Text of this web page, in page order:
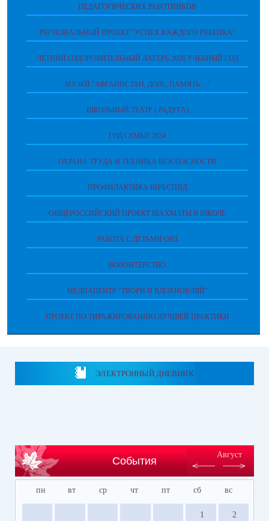
ПЕДАГОГИЧЕСКИХ РАБОТНИКОВ
РЕГИОНАЛЬНЫЙ ПРОЕКТ "УСПЕХ КАЖДОГО РЕБЕНКА"
ЛЕТНИЙ ОЗДОРОВИТЕЛЬНЫЙ ЛАГЕРЬ 2026 УЧЕБНЫЙ ГОД
МУЗЕЙ "АФГАНИСТАН, ДОЛГ, ПАМЯТЬ... "
ШКОЛЬНЫЙ ТЕАТР ( РАДУГА)
ГОД СЕМЬИ 2024
ОХРАНА ТРУДА И ТЕХНИКА БЕЗОПАСНОСТИ
ПРОФИЛАКТИКА ВИЧ/СПИД
ОБЩЕРОССИЙСКИЙ ПРОЕКТ ШАХМАТЫ В ШКОЛЕ
РАБОТА С ДЕТЬМИ ОВЗ
ВОЛОНТЁРСТВО
МЕДИАЦЕНТР "ТВОРИ И ВДОХНОВЛЯЙ"
ПРОЕКТ ПО ТИРАЖИРОВАНИЮ ЛУЧШЕЙ ПРАКТИКИ
ЭЛЕКТРОННЫЙ ДНЕВНИК
События
Август
пн вт ср чт пт сб вс
1 2